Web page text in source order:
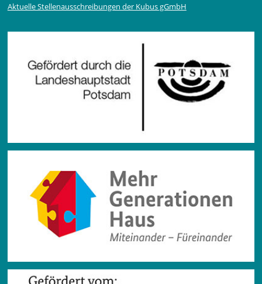
Aktuelle Stellen­ausschrei­bungen der Kubus gGmbH